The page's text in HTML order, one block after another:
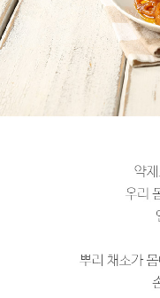
페이코 라이